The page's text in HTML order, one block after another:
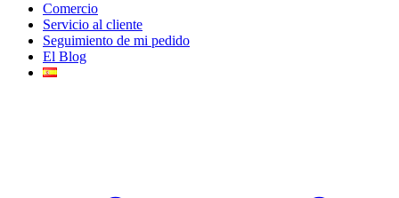
Comercio
Servicio al cliente
Seguimiento de mi pedido
El Blog